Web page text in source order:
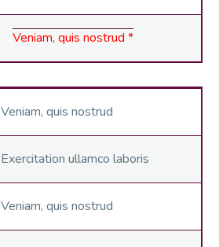
Veniam, quis nostrud *
Veniam, quis nostrud
Exercitation ullamco laboris
Veniam, quis nostrud